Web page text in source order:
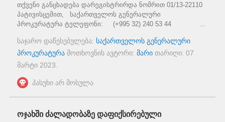
თქვენი განცხადება დარეგისტრირდა ნომრით 01/13-22110
პატივისცემით, საქართველოს გენერალური
პროკურატურა ტელეფონი: (+995 32) 240 53 44 ...
საჯარო დაწესებულება: საქართველოს გენერალური
პროკურატურა მოთხოვნის ავტორი: მარი თარიღი: 07
მარტი 2023
პასუხი არ მოსულა
ოჯახში ძალადობაზე დაფიქსირებული